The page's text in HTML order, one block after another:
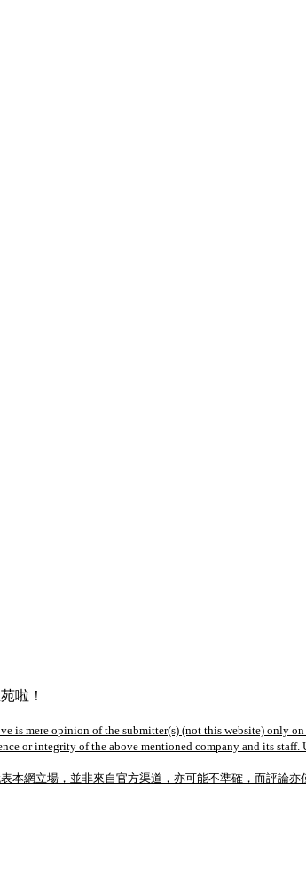
啦！
is mere opinion of the submitter(s) (not this website) only
or integrity of the above mentioned company and its
本網立場，並非來自官方渠道，亦可能不準確，而評論